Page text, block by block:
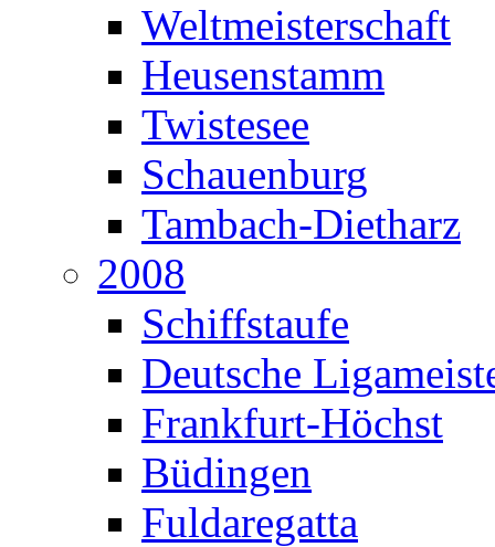
Weltmeisterschaft
Heusenstamm
Twistesee
Schauenburg
Tambach-Dietharz
2008
Schiffstaufe
Deutsche
Frankfurt-Höchst
Büdingen
Fuldaregatta